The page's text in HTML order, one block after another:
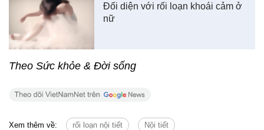
Đối diện với rối loạn khoái cảm ở
nữ
Theo Sức khỏe & Đời sống
Xem thêm về: rối loạn nội tiết Nội tiết